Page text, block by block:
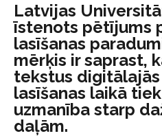
Latvijas
īstenots pētījums
lasīšanas
mērķis ir saprast,
tekstus
lasīšanas laikā
uzmanība starp
daļām.